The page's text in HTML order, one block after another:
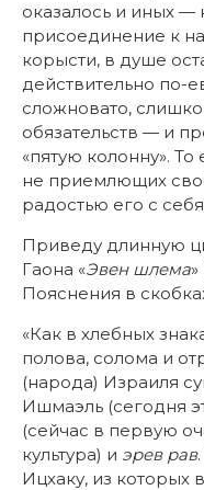
оказалось и иных —
присоединение к
корысти, в душе
действительно по-
сложновато,
обязательств — и
«пятую колонну».
не приемлющих
радостью его с
Приведу длинную
Гаона «Эвен шлема
Пояснения в
«Как в хлебных
полова, солома и
(народа) Израиля
Ишмаэль (сегодня
(сейчас в первую
культура) и эрев рав
Ицхаку, из